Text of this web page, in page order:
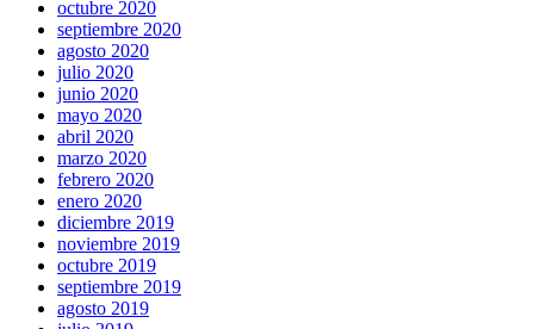
octubre 2020
septiembre 2020
agosto 2020
julio 2020
junio 2020
mayo 2020
abril 2020
marzo 2020
febrero 2020
enero 2020
diciembre 2019
noviembre 2019
octubre 2019
septiembre 2019
agosto 2019